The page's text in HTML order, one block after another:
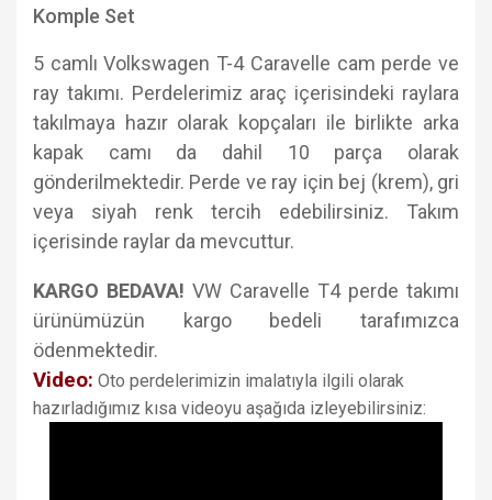
Komple Set
5 camlı Volkswagen T-4 Caravelle cam perde ve
ray takımı. Perdelerimiz araç içerisindeki raylara
takılmaya hazır olarak kopçaları ile birlikte arka
kapak camı da dahil 10 parça olarak
gönderilmektedir. Perde ve ray için bej (krem), gri
veya siyah renk tercih edebilirsiniz. Takım
içerisinde raylar da mevcuttur.
KARGO BEDAVA! VW Caravelle T4 perde takımı
ürünümüzün kargo bedeli tarafımızca
ödenmektedir.
Video: Oto perdelerimizin imalatıyla ilgili olarak
hazırladığımız kısa videoyu aşağıda izleyebilirsiniz: